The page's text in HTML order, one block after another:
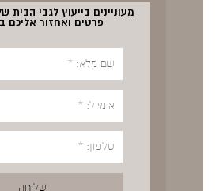
מעוניינים בייעוץ לגבי הבית
פרטים ואחזור אליכם